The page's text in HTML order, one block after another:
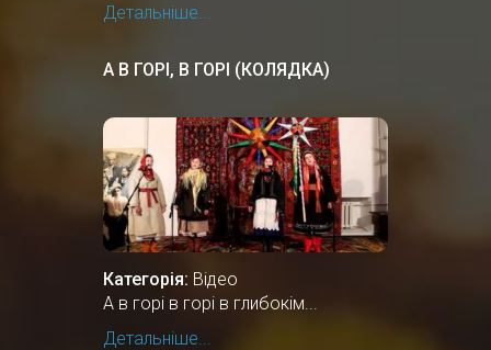
Детальніше...
А В ГОРІ, В ГОРІ (КОЛЯДКА)
Категорія: Відео
А в горі в горі в глибокім...
Детальніше...